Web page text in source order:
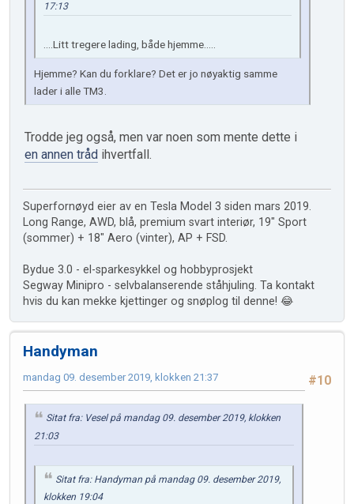
17:13
....Litt tregere lading, både hjemme.....
Hjemme? Kan du forklare? Det er jo nøyaktig samme
lader i alle TM3.
Trodde jeg også, men var noen som mente dette i
en annen tråd ihvertfall.
Superfornøyd eier av en Tesla Model 3 siden mars 2019.
Long Range, AWD, blå, premium svart interiør, 19" Sport
(sommer) + 18" Aero (vinter), AP + FSD.
Bydue 3.0 - el-sparkesykkel og hobbyprosjekt
Segway Minipro - selvbalanserende ståhjuling. Ta kontakt
hvis du kan mekke kjettinger og snøplog til denne! 😂
Handyman
#10
mandag 09. desember 2019, klokken 21:37
Sitat fra: Vesel på mandag 09. desember 2019, klokken
21:03
Sitat fra: Handyman på mandag 09. desember 2019,
klokken 19:04